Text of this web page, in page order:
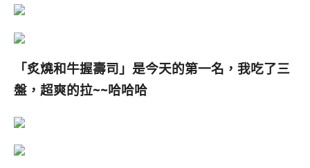
「炙燒和牛握壽司 」是今天的第一名，我吃了三
盤，超爽的拉~~哈哈哈